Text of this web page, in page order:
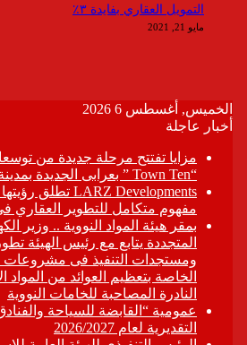
التمويل العقاري بفايدة ٣٪
مايو 21, 2021